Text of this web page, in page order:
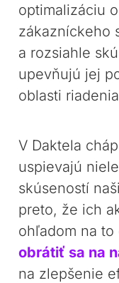
optimalizáciu
zákazníckeho
a rozsiahle
upevňujú jej
oblasti
V Daktela
uspievajú
skúseností
preto, že ich
ohľadom na
obrátiť sa na
na zlepšenie